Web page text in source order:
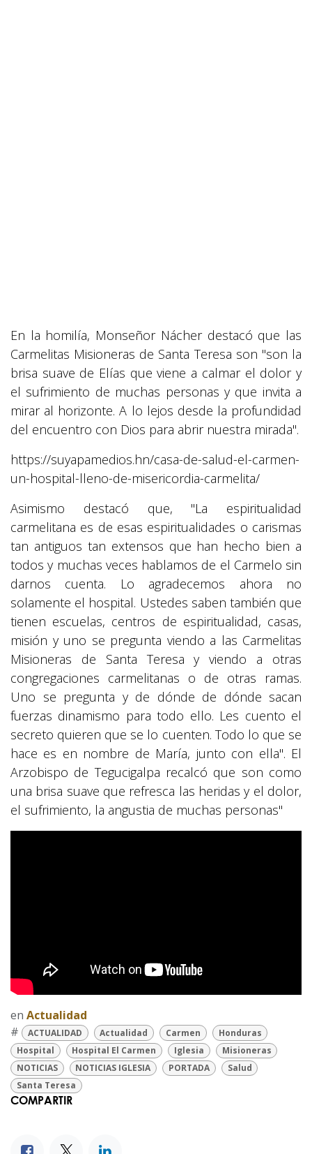
En la homilía, Monseñor Nácher destacó que las
Carmelitas Misioneras de Santa Teresa son "son la
brisa suave de Elías que viene a calmar el dolor y
el sufrimiento de muchas personas y que invita a
mirar al horizonte. A lo lejos desde la profundidad
del encuentro con Dios para abrir nuestra mirada".
https://suyapamedios.hn/casa-de-salud-el-carmen-
un-hospital-lleno-de-misericordia-carmelita/
Asimismo destacó que, "La espiritualidad
carmelitana es de esas espiritualidades o carismas
tan antiguos tan extensos que han hecho bien a
todos y muchas veces hablamos de el Carmelo sin
darnos cuenta. Lo agradecemos ahora no
solamente el hospital. Ustedes saben también que
tienen escuelas, centros de espiritualidad, casas,
misión y uno se pregunta viendo a las Carmelitas
Misioneras de Santa Teresa y viendo a otras
congregaciones carmelitanas o de otras ramas.
Uno se pregunta y de dónde de dónde sacan
fuerzas dinamismo para todo ello. Les cuento el
secreto quieren que se lo cuenten. Todo lo que se
hace es en nombre de María, junto con ella". El
Arzobispo de Tegucigalpa recalcó que son como
una brisa suave que refresca las heridas y el dolor,
el sufrimiento, la angustia de muchas personas"
en Actualidad
#
ACTUALIDAD Actualidad Carmen
Honduras
Hospital
Hospital El Carmen Iglesia
Misioneras
NOTICIAS
NOTICIAS IGLESIA PORTADA
Salud
Santa Teresa
COMPARTIR